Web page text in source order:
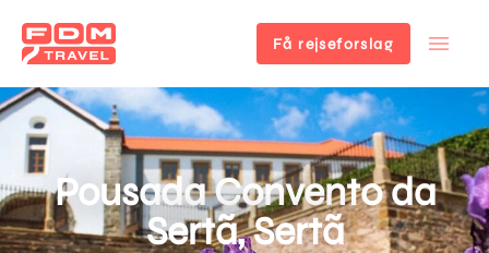
Gå
til
hovedindhold
Få rejseforslag
Pousada Convento da
Sertã, Sertã